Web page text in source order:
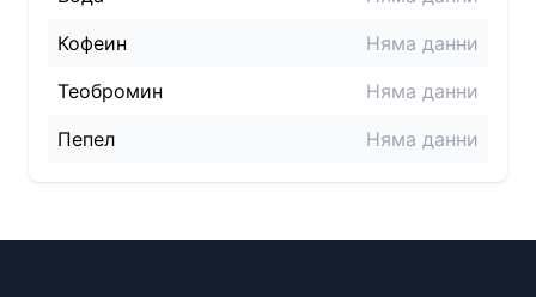
Кофеин
Няма данни
Теобромин
Няма данни
Пепел
Няма данни